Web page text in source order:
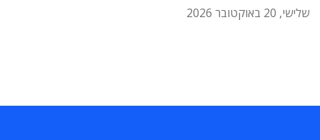
שלישי, 20 באוקטובר 2026